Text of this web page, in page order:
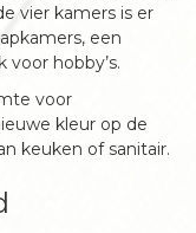
vier kamers is er
een
hobby’s.
voor
kleur op de
keuken of sanitair.